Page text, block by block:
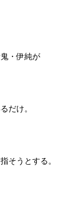
・伊純が
だけ。
そうとする。